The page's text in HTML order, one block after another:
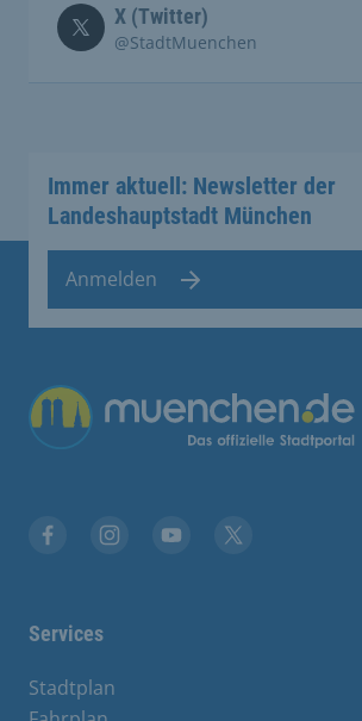
X (Twitter)
@StadtMuenchen
Immer aktuell: Newsletter der
Landeshauptstadt München
Anmelden
Übergreifende Links
Services
Stadtplan